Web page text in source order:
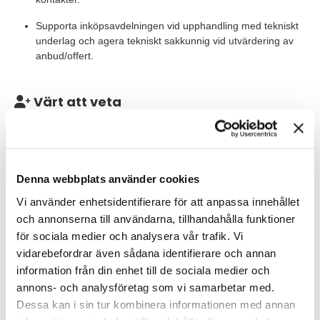
Denna webbplats använder cookies
Vi använder enhetsidentifierare för att anpassa innehållet
och annonserna till användarna, tillhandahålla funktioner
för sociala medier och analysera vår trafik. Vi
vidarebefordrar även sådana identifierare och annan
information från din enhet till de sociala medier och
annons- och analysföretag som vi samarbetar med.
Dessa kan i sin tur kombinera informationen med annan
Supporta inköpsavdelningen vid upphandling med tekniskt
underlag och agera tekniskt sakkunnig vid utvärdering av
anbud/offert.
Värt att veta
Du ingår i ett team om 15 anställda och 25 konsulter utspridda
över våra siter i Perstorp, Stenungsund och Bruchhausen
Manager, Global Technology and Invertment. Rollen är placerad
i Perstorp, alternativt Stenungsund, och uppdrag på andra siter,
både nationellt och internationellt, förekommer som en naturlig
Våra förväntningar
Vi söker dig med erfarenhet som instrumentingenjör med fördel
inom processindustrin, petroleumindustrin, massa- och
pappersindustrin eller närliggande. I grunden har du en